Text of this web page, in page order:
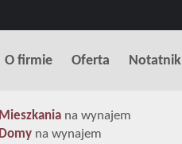
O firmie Oferta Notatnik
Mieszkania na wynajem
Domy na wynajem